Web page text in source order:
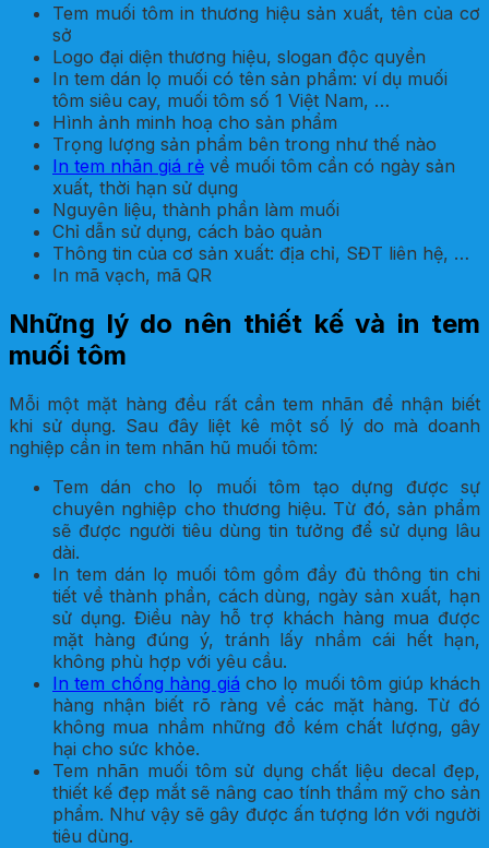
Tem muối tôm in thương hiệu sản xuất, tên của cơ
sở
Logo đại diện thương hiệu, slogan độc quyền
In tem dán lọ muối có tên sản phẩm: ví dụ muối
tôm siêu cay, muối tôm số 1 Việt Nam, …
Hình ảnh minh hoạ cho sản phẩm
Trọng lượng sản phẩm bên trong như thế nào
In tem nhãn giá rẻ về muối tôm cần có ngày sản
xuất, thời hạn sử dụng
Nguyên liệu, thành phần làm muối
Chỉ dẫn sử dụng, cách bảo quản
Thông tin của cơ sản xuất: địa chỉ, SĐT liên hệ, …
In mã vạch, mã QR
Những lý do nên thiết kế và in tem
muối tôm
Mỗi một mặt hàng đều rất cần tem nhãn để nhận biết
khi sử dụng. Sau đây liệt kê một số lý do mà doanh
nghiệp cần in tem nhãn hũ muối tôm:
Tem dán cho lọ muối tôm tạo dựng được sự
chuyên nghiệp cho thương hiệu. Từ đó, sản phẩm
sẽ được người tiêu dùng tin tưởng để sử dụng lâu
dài.
In tem dán lọ muối tôm gồm đầy đủ thông tin chi
tiết về thành phần, cách dùng, ngày sản xuất, hạn
sử dụng. Điều này hỗ trợ khách hàng mua được
mặt hàng đúng ý, tránh lấy nhầm cái hết hạn,
không phù hợp với yêu cầu.
In tem chống hàng giá cho lọ muối tôm giúp khách
hàng nhận biết rõ ràng về các mặt hàng. Từ đó
không mua nhầm những đồ kém chất lượng, gây
hại cho sức khỏe.
Tem nhãn muối tôm sử dụng chất liệu decal đẹp,
thiết kế đẹp mắt sẽ nâng cao tính thẩm mỹ cho sản
phẩm. Như vậy sẽ gây được ấn tượng lớn với người
tiêu dùng.